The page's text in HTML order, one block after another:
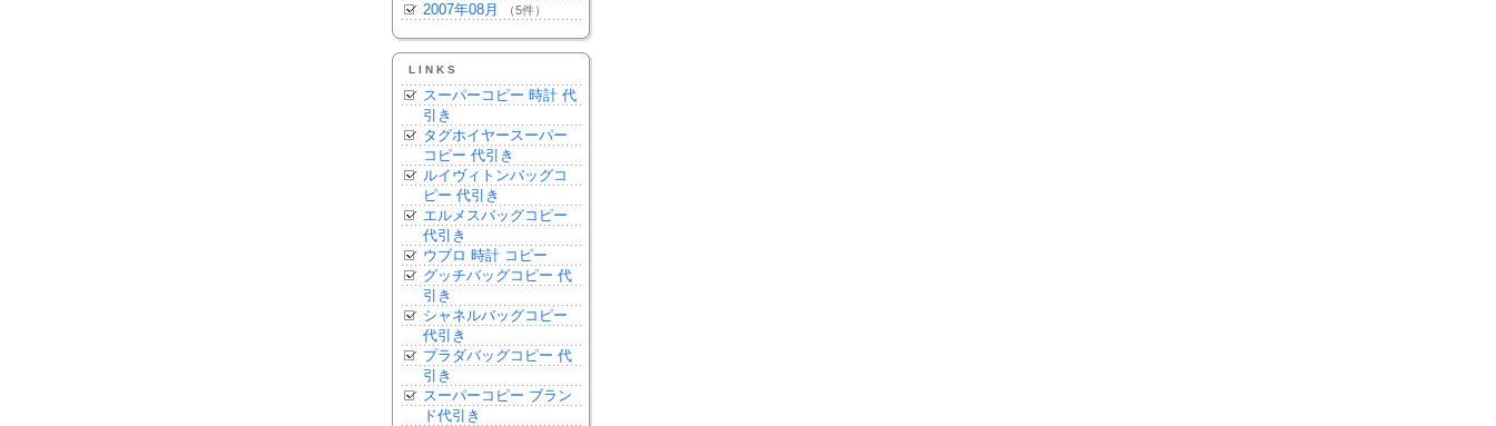
2007年08月 （5件）
LINKS
スーパーコピー 時計 代
引き
タグホイヤースーパー
コピー 代引き
ルイヴィトンバッグコ
ピー 代引き
エルメスバッグコピー
代引き
ウブロ 時計 コピー
グッチバッグコピー 代
引き
シャネルバッグコピー
代引き
プラダバッグコピー 代
引き
スーパーコピー ブラン
ド代引き